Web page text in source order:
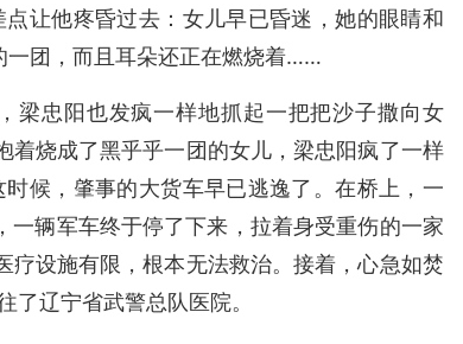
让他疼昏过去：女儿早已昏迷，她的眼睛和
一团，而且耳朵还正在燃烧着……
梁忠阳也发疯一样地抓起一把把沙子撒向女
烧成了黑乎乎一团的女儿，梁忠阳疯了一样
候，肇事的大货车早已逃逸了。在桥上，一
辆军车终于停了下来，拉着身受重伤的一家
设施有限，根本无法救治。接着，心急如焚
辽宁省武警总队医院。